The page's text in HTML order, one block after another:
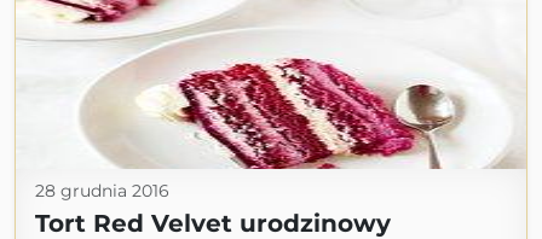
28 grudnia 2016
Tort Red Velvet urodzinowy